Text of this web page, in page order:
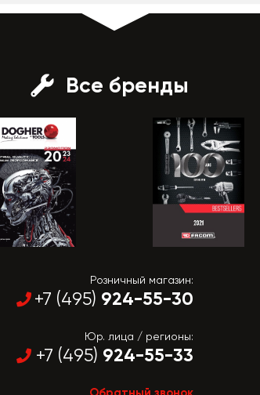
Все бренды
Розничный магазин:
+7 (495) 924-55-30
Юр. лица / регионы:
+7 (495) 924-55-33